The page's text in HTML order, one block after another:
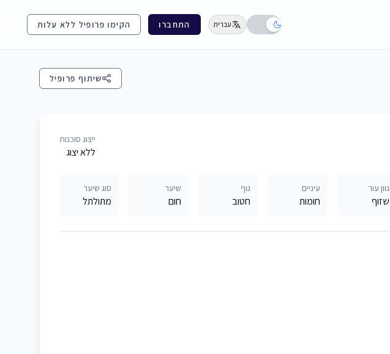
עברית התחברו הקימו פרופיל ללא עלות
שיתוף פרופיל
ייצוג סוכנות
ללא יצוג
גוון עור
שזוף
עיניים
חומות
גוף
חטוב
שיער
חום
סוג שיער
מתולתל